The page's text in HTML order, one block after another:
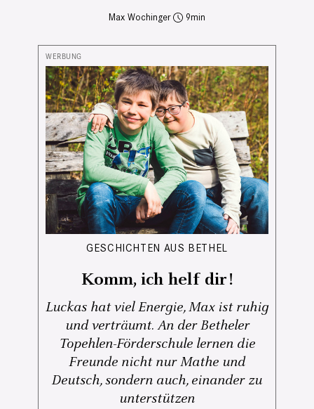
Max Wochinger 9
GESCHICHTEN AUS BETHEL
Komm, ich helf dir!
Luckas hat viel Energie, Max ist ruhig
und verträumt. An der Betheler
Topehlen-Förderschule lernen die
Freunde nicht nur Mathe und
Deutsch, sondern auch, einander zu
unterstützen